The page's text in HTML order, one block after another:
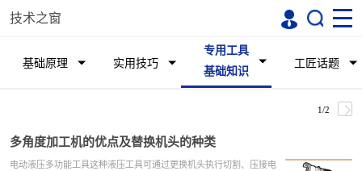
技术之窗
基础原理 实用技巧
专用工具
基础知识
工匠话题
1/2
多角度加工机的优点及替换机头的种类
电动液压多功能工具这种液压工具可通过更换机头执行切割、压接电